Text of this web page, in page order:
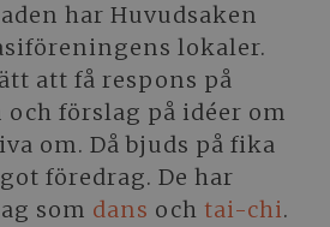
har Huvudsaken
lokaler.
att få respons på
förslag på idéer om
om. Då bjuds på fika
föredrag. De har
som dans och tai-chi.